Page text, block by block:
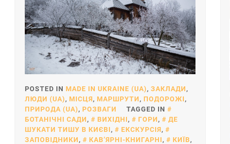
POSTED IN MADE IN UKRAINE (UA), ЗАКЛАДИ,
ЛЮДИ (UA), МІСЦЯ, МАРШРУТИ, ПОДОРОЖІ,
ПРИРОДА (UA), РОЗВАГИ
TAGGED IN
БОТАНІЧНІ САДИ, ВИХІДНІ, ГОРИ,
ДЕ
ШУКАТИ ТИШУ В КИЄВІ, ЕКСКУРСІЯ,
ЗАПОВІДНИКИ, КАВʼЯРНІ-КНИГАРНІ, КИЇВ,